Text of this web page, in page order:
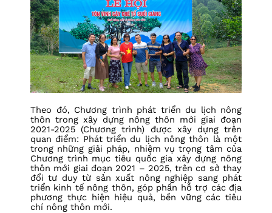
Theo đó, Chương trình phát triển du lịch nông
thôn trong xây dựng nông thôn mới giai đoạn
2021-2025 (Chương trình) được xây dựng trên
quan điểm: Phát triển du lịch nông thôn là một
trong những giải pháp, nhiệm vụ trọng tâm của
Chương trình mục tiêu quốc gia xây dựng nông
thôn mới giai đoạn 2021 – 2025, trên cơ sở thay
đổi tư duy từ sản xuất nông nghiệp sang phát
triển kinh tế nông thôn, góp phần hỗ trợ các địa
phương thực hiện hiệu quả, bền vững các tiêu
chí nông thôn mới.